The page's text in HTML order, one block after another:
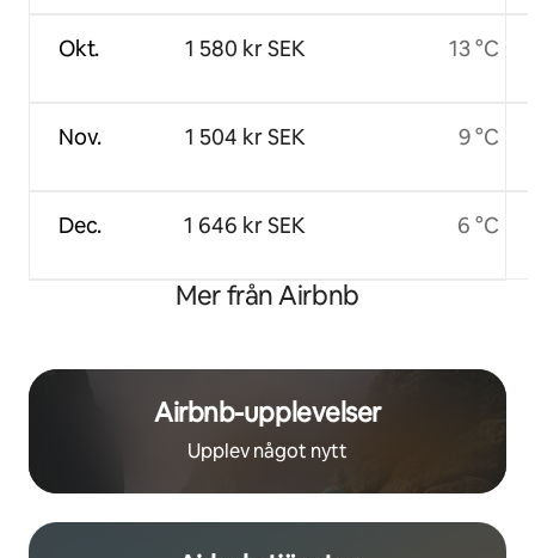
Okt.
Nov.
Dec.
1 580 kr SEK
1 504 kr SEK
1 646 kr SEK
13 °C
9 °C
6 °C
Mer från Airbnb
Airbnb-upplevelser
Upplev något nytt